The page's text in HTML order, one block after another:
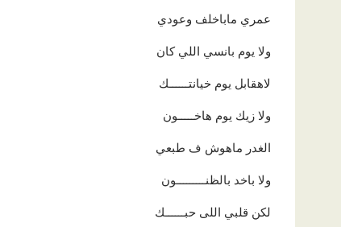
عمري ماباخلف وعودي
ولا يوم بانسي اللي كان
لاهقابل يوم خيانتــــــك
ولا زيك يوم هاخـــــون
الغدر ماهوش ف طبعي
ولا باخد بالظنـــــــــون
لكن قلبي اللى حبــــــك